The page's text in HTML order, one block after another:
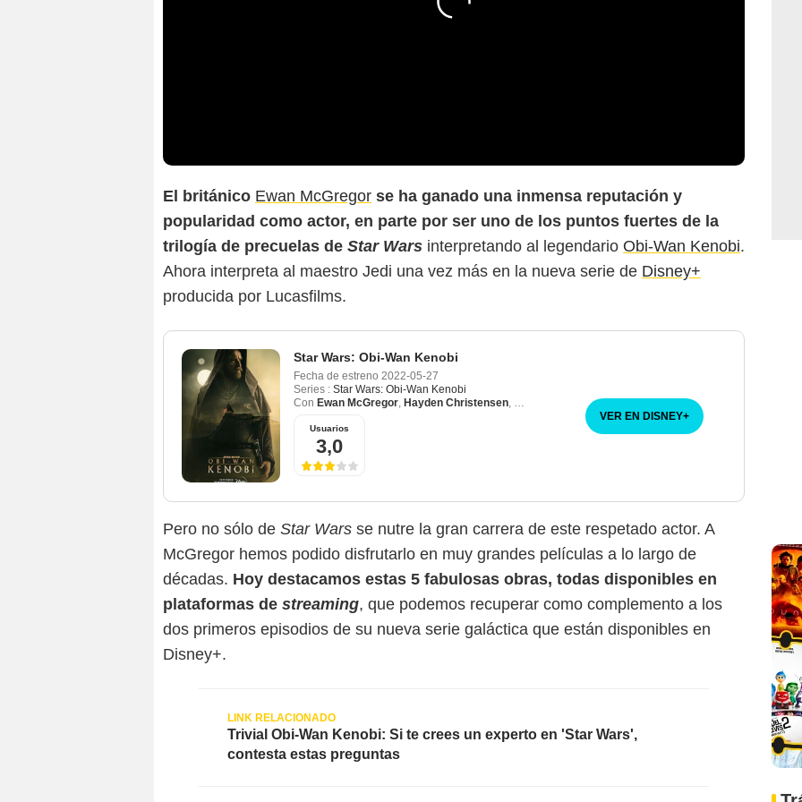
El británico Ewan McGregor se ha ganado una inmensa reputación y
popularidad como actor, en parte por ser uno de los puntos fuertes de la
trilogía de precuelas de Star Wars interpretando al legendario Obi-Wan Kenobi.
Ahora interpreta al maestro Jedi una vez más en la nueva serie de Disney+
producida por Lucasfilms.
Star Wars: Obi-Wan Kenobi
Fecha de estreno 2022-05-27
Series : Star Wars: Obi-Wan Kenobi
Con Ewan McGregor, Hayden Christensen, Moses Ingram
Usuarios
3,0
VER EN DISNEY+
Pero no sólo de Star Wars se nutre la gran carrera de este respetado actor. A
McGregor hemos podido disfrutarlo en muy grandes películas a lo largo de
décadas. Hoy destacamos estas 5 fabulosas obras, todas disponibles en
plataformas de streaming, que podemos recuperar como complemento a los
dos primeros episodios de su nueva serie galáctica que están disponibles en
Disney+.
Trivial Obi-Wan Kenobi: Si te crees un experto en 'Star Wars',
contesta estas preguntas